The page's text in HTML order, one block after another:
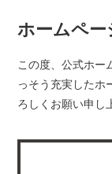
ホームペー
この度、公式ホー
っそう充実したホ
ろしくお願い申し